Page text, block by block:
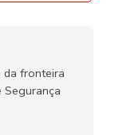
da fronteira
Segurança